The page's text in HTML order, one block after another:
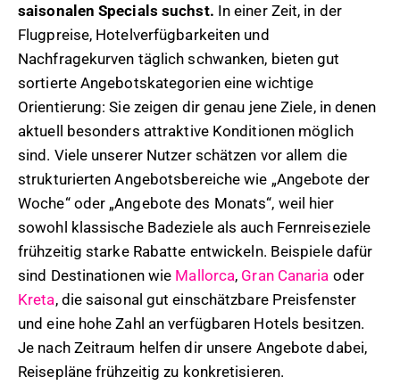
saisonalen Specials suchst. In einer Zeit, in der
Flugpreise, Hotelverfügbarkeiten und
Nachfragekurven täglich schwanken, bieten gut
sortierte Angebotskategorien eine wichtige
Orientierung: Sie zeigen dir genau jene Ziele, in denen
aktuell besonders attraktive Konditionen möglich
sind. Viele unserer Nutzer schätzen vor allem die
strukturierten Angebotsbereiche wie „Angebote der
Woche“ oder „Angebote des Monats“, weil hier
sowohl klassische Badeziele als auch Fernreiseziele
frühzeitig starke Rabatte entwickeln. Beispiele dafür
sind Destinationen wie Mallorca, Gran Canaria oder
Kreta, die saisonal gut einschätzbare Preisfenster
und eine hohe Zahl an verfügbaren Hotels besitzen.
Je nach Zeitraum helfen dir unsere Angebote dabei,
Reisepläne frühzeitig zu konkretisieren.